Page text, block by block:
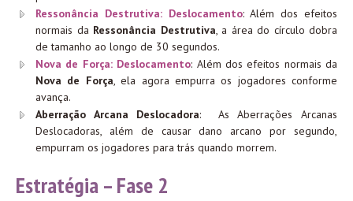
Ressonância Destrutiva: Deslocamento: Além dos efeitos
normais da Ressonância Destrutiva, a área do círculo dobra
de tamanho ao longo de 30 segundos.
Nova de Força: Deslocamento: Além dos efeitos normais da
Nova de Força, ela agora empurra os jogadores conforme
avança.
Aberração Arcana Deslocadora: As Aberrações Arcanas
Deslocadoras, além de causar dano arcano por segundo,
empurram os jogadores para trás quando morrem.
Estratégia – Fase 2